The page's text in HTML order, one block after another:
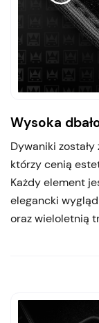
Wysoka
Dywaniki
którzy cenią
Każdy element
elegancki
oraz wieloletnią